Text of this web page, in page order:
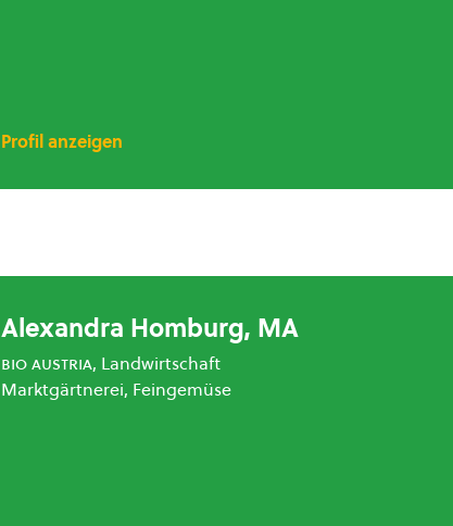
Profil anzeigen
Alexandra Homburg, MA
bio austria, Landwirtschaft
Marktgärtnerei, Feingemüse